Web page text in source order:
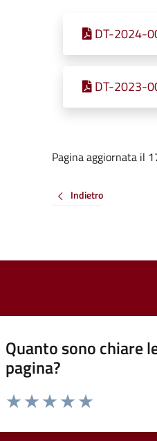
DT-2024-
DT-2023-
Pagina aggiornata il
Indietro
Quanto sono chiare
pagina?
Valuta da 1 a 5 stelle la pagina